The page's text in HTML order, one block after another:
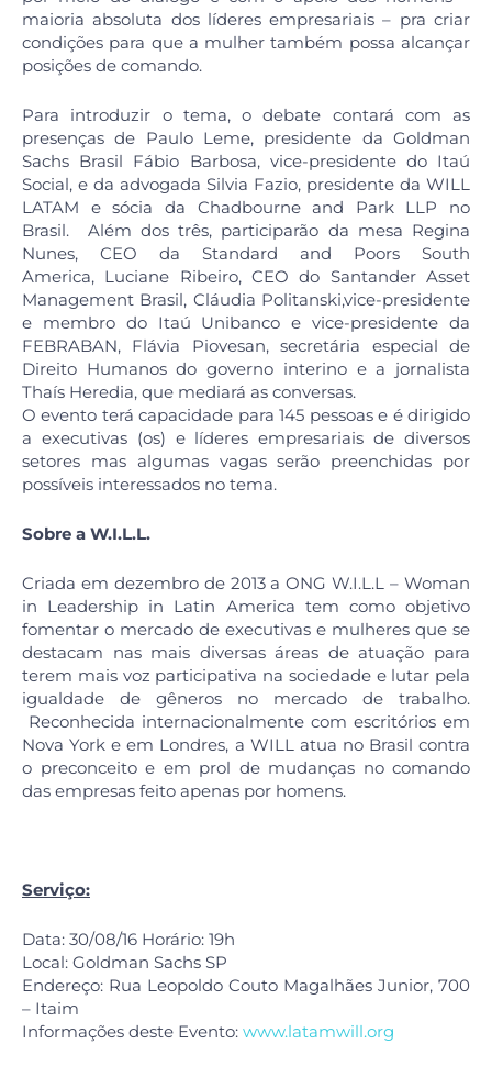
maioria absoluta dos líderes empresariais – pra criar
condições para que a mulher também possa alcançar
posições de comando.
Para introduzir o tema, o debate contará com as
presenças de Paulo Leme, presidente da Goldman
Sachs Brasil Fábio Barbosa, vice-presidente do Itaú
Social, e da advogada Silvia Fazio, presidente da WILL
LATAM e sócia da Chadbourne and Park LLP no
Brasil. Além dos três, participarão da mesa Regina
Nunes, CEO da Standard and Poors South
America, Luciane Ribeiro, CEO do Santander Asset
Management Brasil, Cláudia Politanski,vice-presidente
e membro do Itaú Unibanco e vice-presidente da
FEBRABAN, Flávia Piovesan, secretária especial de
Direito Humanos do governo interino e a jornalista
Thaís Heredia, que mediará as conversas.
O evento terá capacidade para 145 pessoas e é dirigido
a executivas (os) e líderes empresariais de diversos
setores mas algumas vagas serão preenchidas por
possíveis interessados no tema.
Sobre a W.I.L.L.
Criada em dezembro de 2013 a ONG W.I.L.L – Woman
in Leadership in Latin America tem como objetivo
fomentar o mercado de executivas e mulheres que se
destacam nas mais diversas áreas de atuação para
terem mais voz participativa na sociedade e lutar pela
igualdade de gêneros no mercado de trabalho.
Reconhecida internacionalmente com escritórios em
Nova York e em Londres, a WILL atua no Brasil contra
o preconceito e em prol de mudanças no comando
das empresas feito apenas por homens.
Serviço:
Data: 30/08/16 Horário: 19h
Local: Goldman Sachs SP
Endereço: Rua Leopoldo Couto Magalhães Junior, 700
– Itaim
Informações deste Evento: www.latamwill.org